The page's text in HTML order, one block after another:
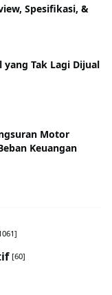
Spesifikasi, &
Tak Lagi Dijual
Motor
Keuangan
[60]